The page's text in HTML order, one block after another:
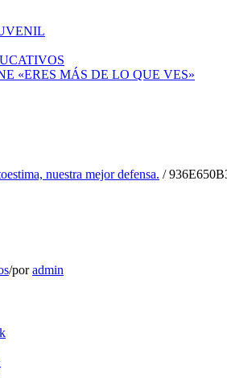
«ERES MÁS DE LO QUE VES»
nuestra mejor defensa. /
/poradmin